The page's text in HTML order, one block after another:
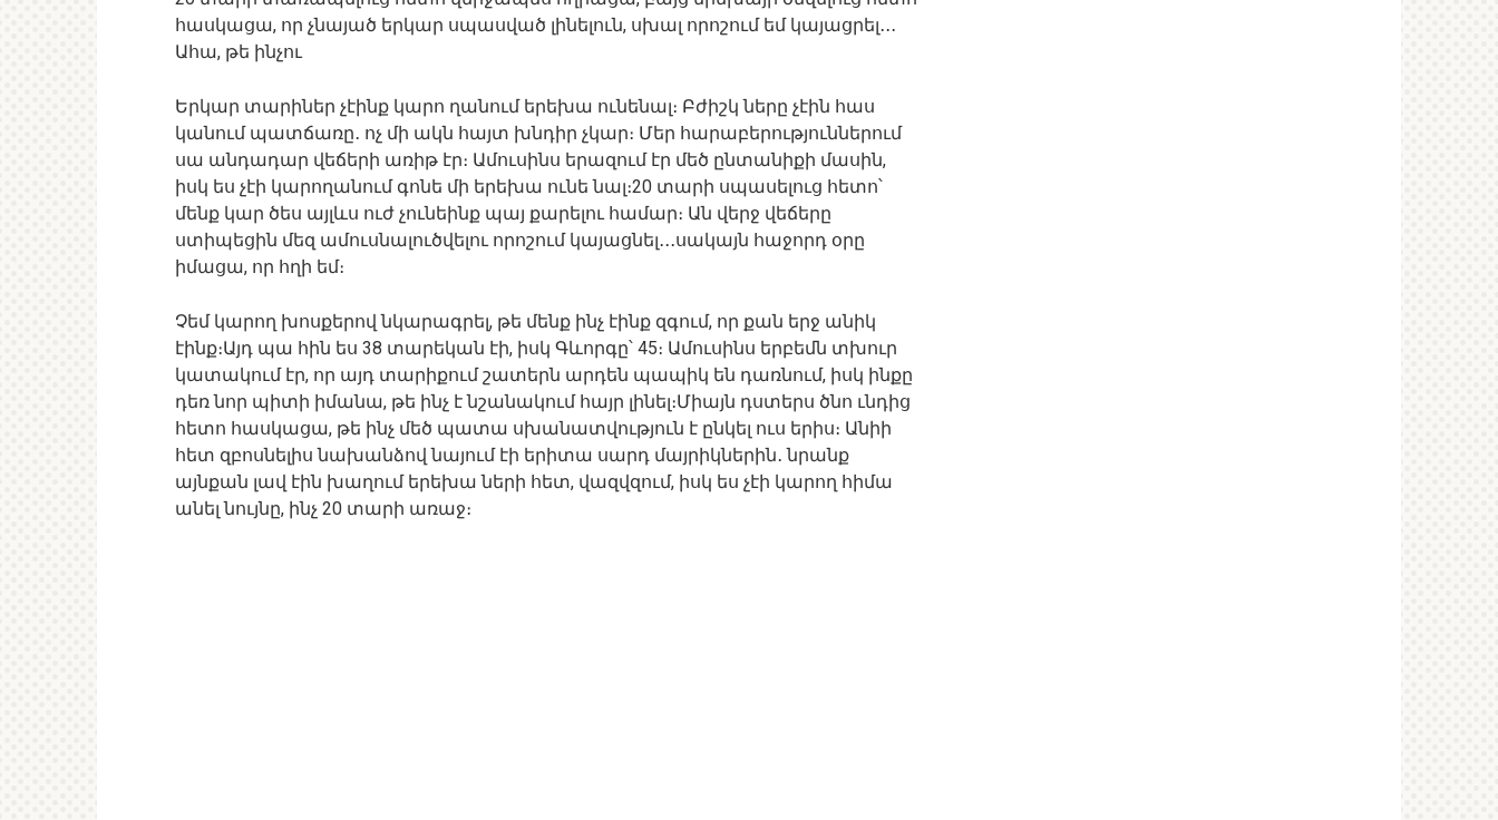
հասկացա, որ չնայած երկար սպասված լինելուն, սխալ որոշում եմ կայացրել․․․
Ահա, թե ինչու
Երկար տարիներ չէինք կարո ղանում երեխա ունենալ։ Բժիշկ ները չէին հաս
կանում պատճառը․ ոչ մի ակն հայտ խնդիր չկար։ Մեր հարաբերություններում
սա անդադար վեճերի առիթ էր։ Ամուսինս երազում էր մեծ ընտանիքի մասին,
իսկ ես չէի կարողանում գոնե մի երեխա ունե նալ։20 տարի սպասելուց հետո՝
մենք կար ծես այլևս ուժ չունեինք պայ քարելու համար։ Ան վերջ վեճերը
ստիպեցին մեզ ամուսնալուծվելու որոշում կայացնել․․․սակայն հաջորդ օրը
իմացա, որ հղի եմ։
Չեմ կարող խոսքերով նկարագրել, թե մենք ինչ էինք զգում, որ քան երջ անիկ
էինք։Այդ պա հին ես 38 տարեկան էի, իսկ Գևորգը՝ 45։ Ամուսինս երբեմն տխուր
կատակում էր, որ այդ տարիքում շատերն արդեն պապիկ են դառնում, իսկ ինքը
դեռ նոր պիտի իմանա, թե ինչ է նշանակում հայր լինել։Միայն դստերս ծնո ւնդից
հետո հասկացա, թե ինչ մեծ պատա սխանատվություն է ընկել ուս երիս։ Անիի
հետ զբոսնելիս նախանձով նայում էի երիտա սարդ մայրիկներին․ նրանք
այնքան լավ էին խաղում երեխա ների հետ, վազվզում, իսկ ես չէի կարող հիմա
անել նույնը, ինչ 20 տարի առաջ։